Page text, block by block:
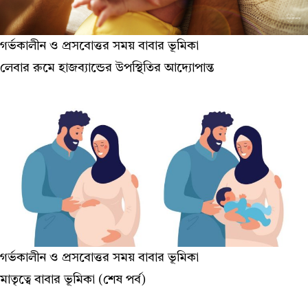
গর্ভকালীন ও প্রসবোত্তর সময় বাবার ভূমিকা
লেবার রুমে হাজব্যান্ডের উপস্থিতির আদ্যোপান্ত
গর্ভকালীন ও প্রসবোত্তর সময় বাবার ভূমিকা
মাতৃত্বে বাবার ভূমিকা (শেষ পর্ব)